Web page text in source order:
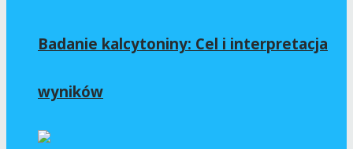
Badanie kalcytoniny: Cel i interpretacja
wyników